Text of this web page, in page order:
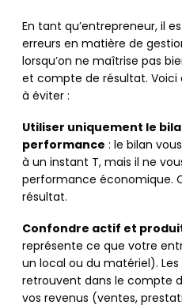
En tant qu’entrepreneur, il
erreurs en matière de
lorsqu’on ne maîtrise pas
et compte de résultat. Voici
à éviter :
Utiliser uniquement le
performance : le bilan
à un instant T, mais il ne
performance économique.
résultat.
Confondre actif et
représente ce que votre
un local ou du matériel).
retrouvent dans le compte
vos revenus (ventes,